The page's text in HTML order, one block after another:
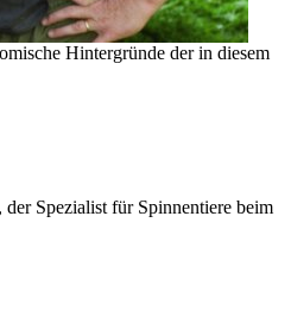
Hintergründe der in diesem
Spezialist für Spinnentiere beim